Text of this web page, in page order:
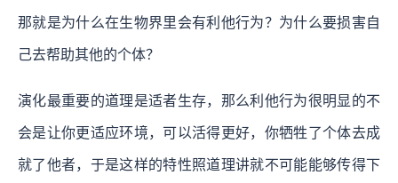
那就是为什么在生物界里会有利他行为？为什么要损害自
己去帮助其他的个体？
演化最重要的道理是适者生存，那么利他行为很明显的不
会是让你更适应环境，可以活得更好，你牺牲了个体去成
就了他者，于是这样的特性照道理讲就不可能能够传得下